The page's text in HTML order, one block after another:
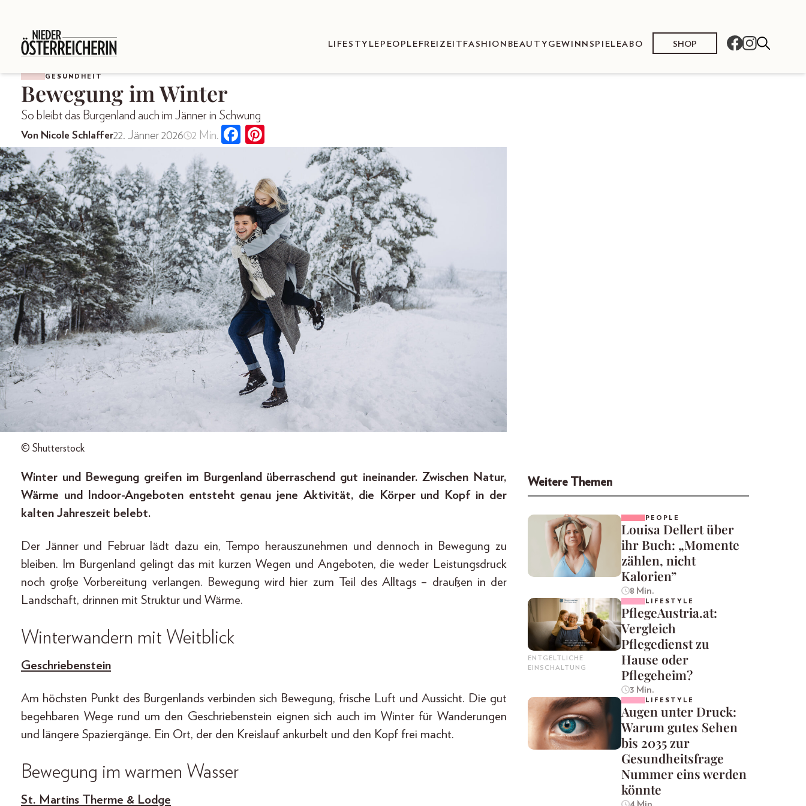
LIFESTYLE PEOPLE FREIZEIT FASHION BEAUTY GEWINNSPIELEABO SHOP
GESUNDHEIT
Bewegung im Winter
So bleibt das Burgenland auch im Jänner in Schwung
Von Nicole Schlaffer22. Jänner 2026 2 Min.
© Shutterstock
Winter und Bewegung greifen im Burgenland überraschend gut ineinander. Zwischen Natur,
Wärme und Indoor-Angeboten entsteht genau jene Aktivität, die Körper und Kopf in der
kalten Jahreszeit belebt.
Der Jänner und Februar lädt dazu ein, Tempo herauszunehmen und dennoch in Bewegung zu
bleiben. Im Burgenland gelingt das mit kurzen Wegen und Angeboten, die weder Leistungsdruck
noch große Vorbereitung verlangen. Bewegung wird hier zum Teil des Alltags – draußen in der
Landschaft, drinnen mit Struktur und Wärme.
Winterwandern mit Weitblick
Geschriebenstein
Am höchsten Punkt des Burgenlands verbinden sich Bewegung, frische Luft und Aussicht. Die gut
begehbaren Wege rund um den Geschriebenstein eignen sich auch im Winter für Wanderungen
und längere Spaziergänge. Ein Ort, der den Kreislauf ankurbelt und den Kopf frei macht.
Bewegung im warmen Wasser
St. Martins Therme & Lodge
Weitere Themen
PEOPLE
Louisa Dellert über
ihr Buch: „Momente
zählen, nicht
Kalorien”
8 Min.
ENTGELTLICHE
EINSCHALTUNG
LIFESTYLE
PflegeAustria.at:
Vergleich
Pflegedienst zu
Hause oder
Pflegeheim?
3 Min.
LIFESTYLE
Augen unter Druck:
Warum gutes Sehen
bis 2035 zur
Gesundheitsfrage
Nummer eins werden
könnte